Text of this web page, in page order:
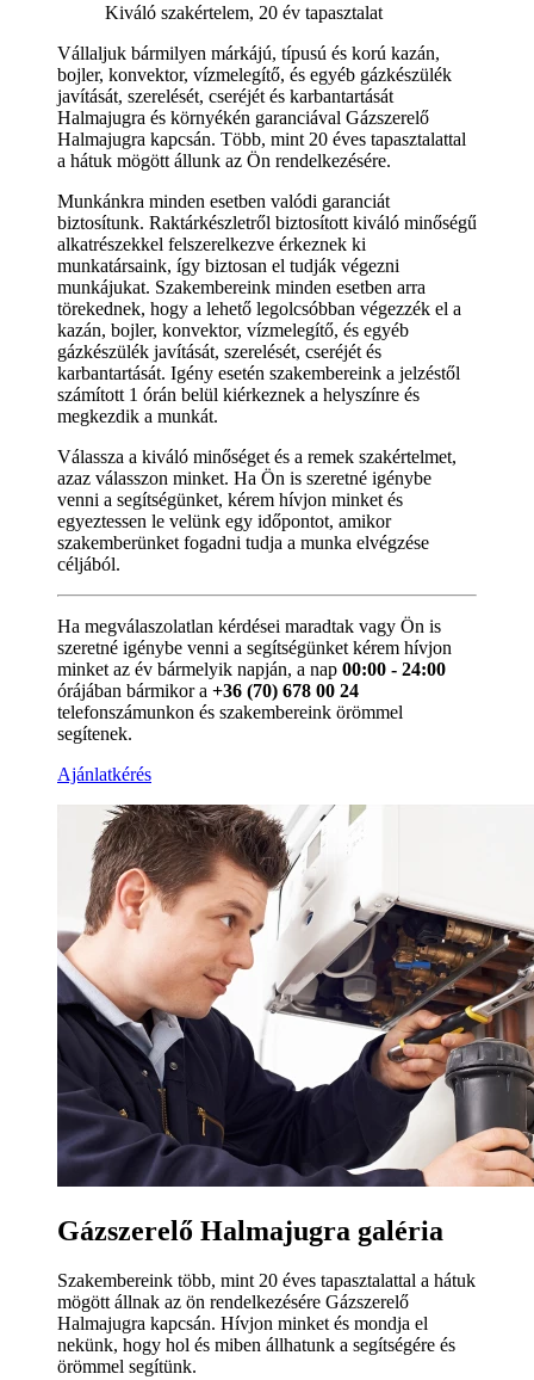
Kiváló szakértelem, 20 év tapasztalat
Vállaljuk bármilyen márkájú, típusú és korú kazán,
bojler, konvektor, vízmelegítő, és egyéb gázkészülék
javítását, szerelését, cseréjét és karbantartását
Halmajugra és környékén garanciával Gázszerelő
Halmajugra kapcsán. Több, mint 20 éves tapasztalattal
a hátuk mögött állunk az Ön rendelkezésére.
Munkánkra minden esetben valódi garanciát
biztosítunk. Raktárkészletről biztosított kiváló minőségű
alkatrészekkel felszerelkezve érkeznek ki
munkatársaink, így biztosan el tudják végezni
munkájukat. Szakembereink minden esetben arra
törekednek, hogy a lehető legolcsóbban végezzék el a
kazán, bojler, konvektor, vízmelegítő, és egyéb
gázkészülék javítását, szerelését, cseréjét és
karbantartását. Igény esetén szakembereink a jelzéstől
számított 1 órán belül kiérkeznek a helyszínre és
megkezdik a munkát.
Válassza a kiváló minőséget és a remek szakértelmet,
azaz válasszon minket. Ha Ön is szeretné igénybe
venni a segítségünket, kérem hívjon minket és
egyeztessen le velünk egy időpontot, amikor
szakemberünket fogadni tudja a munka elvégzése
céljából.
Ha megválaszolatlan kérdései maradtak vagy Ön is
szeretné igénybe venni a segítségünket kérem hívjon
minket az év bármelyik napján, a nap 00:00 - 24:00
órájában bármikor a +36 (70) 678 00 24
telefonszámunkon és szakembereink örömmel
segítenek.
Ajánlatkérés
Gázszerelő Halmajugra galéria
Szakembereink több, mint 20 éves tapasztalattal a hátuk
mögött állnak az ön rendelkezésére Gázszerelő
Halmajugra kapcsán. Hívjon minket és mondja el
nekünk, hogy hol és miben állhatunk a segítségére és
örömmel segítünk.